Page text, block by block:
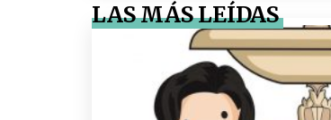
LAS MÁS LEÍDAS